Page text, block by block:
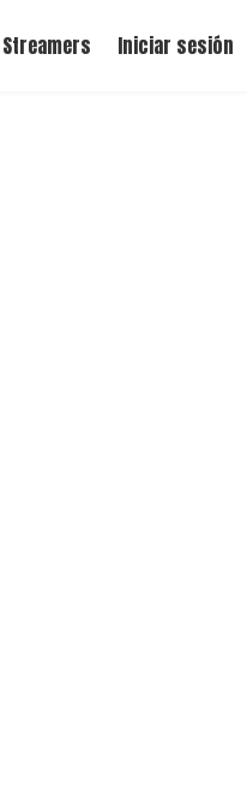
Streamers Iniciar sesión